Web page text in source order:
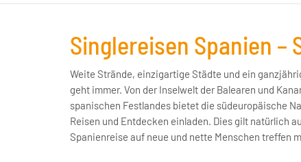
Singlereisen Spanien –
Weite Strände, einzigartige Städte und ein
geht immer. Von der Inselwelt der Balearen und
spanischen Festlandes bietet die südeuropäische
Reisen und Entdecken einladen. Dies gilt natürlich
Spanienreise auf neue und nette Menschen treffen